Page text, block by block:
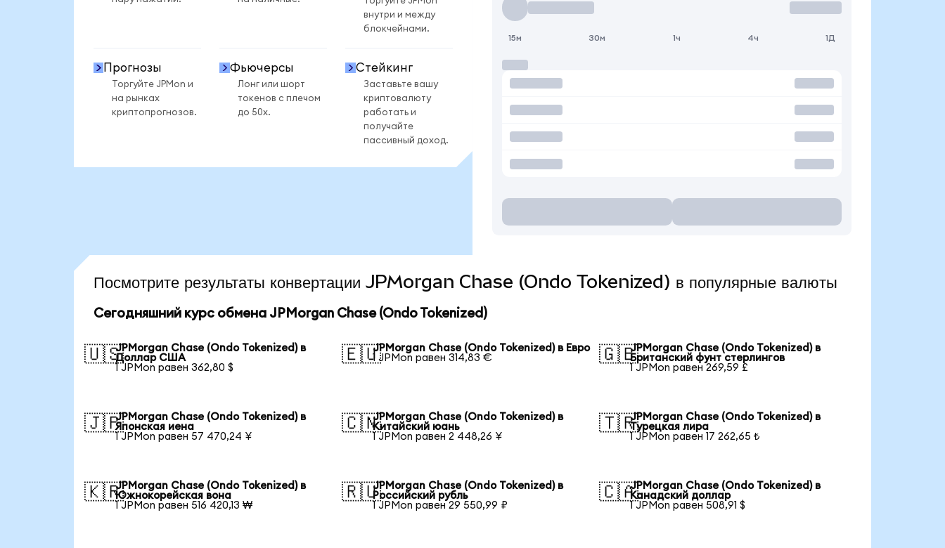
внутри и между
блокчейнами.
Прогнозы
Торгуйте JPMon и
на рынках
криптопрогнозов.
Фьючерсы
Лонг или шорт
токенов с плечом
до 50x.
Стейкинг
Заставьте вашу
криптовалюту
работать и
получайте
пассивный доход.
15м 30м 1ч 4ч 1Д
Посмотрите результаты конвертации JPMorgan Chase (Ondo Tokenized) в популярные валюты
Сегодняшний курс обмена JPMorgan Chase (Ondo Tokenized)
🇺🇸JPMorgan Chase (Ondo Tokenized) в
Доллар США
1 JPMon равен 362,80 $
🇪🇺JPMorgan Chase (Ondo Tokenized) в Евро
1 JPMon равен 314,83 €
🇬🇧JPMorgan Chase (Ondo Tokenized) в
Британский фунт стерлингов
1 JPMon равен 269,59 £
🇯🇵JPMorgan Chase (Ondo Tokenized) в
Японская иена
1 JPMon равен 57 470,24 ¥
🇨🇳JPMorgan Chase (Ondo Tokenized) в
Китайский юань
1 JPMon равен 2 448,26 ¥
🇹🇷JPMorgan Chase (Ondo Tokenized) в
Турецкая лира
1 JPMon равен 17 262,65 ₺
🇰🇷JPMorgan Chase (Ondo Tokenized) в
Южнокорейская вона
1 JPMon равен 516 420,13 ₩
🇷🇺JPMorgan Chase (Ondo Tokenized) в
Российский рубль
1 JPMon равен 29 550,99 ₽
🇨🇦JPMorgan Chase (Ondo Tokenized) в
Канадский доллар
1 JPMon равен 508,91 $